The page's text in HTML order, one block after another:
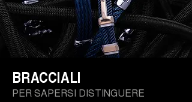
BRACCIALI
PER SAPERSI DISTINGUERE